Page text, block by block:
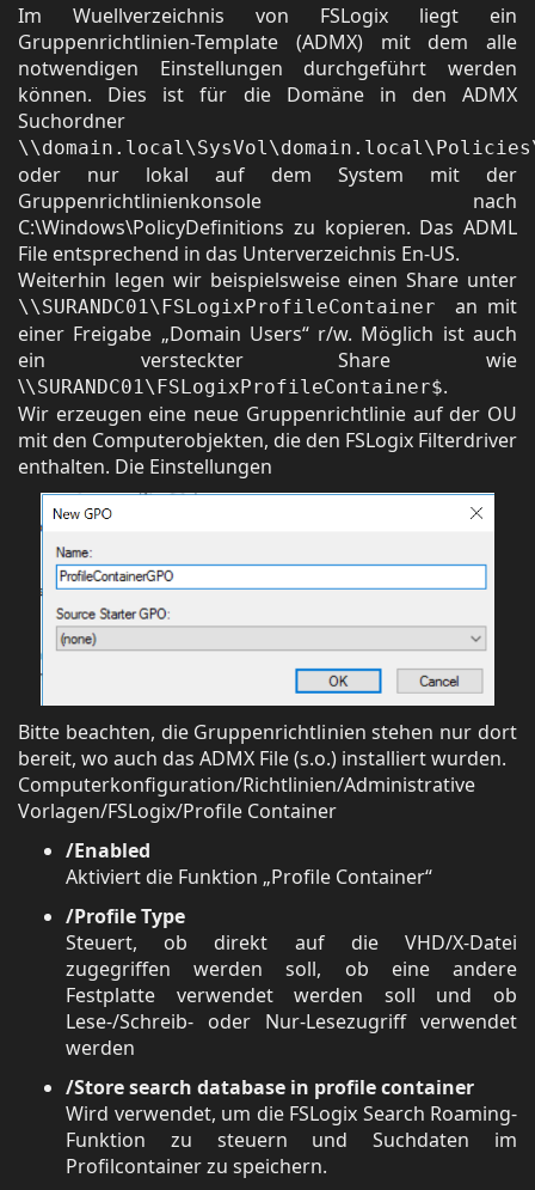
Im Wuellverzeichnis von FSLogix liegt ein
Gruppenrichtlinien-Template (ADMX) mit dem alle
notwendigen Einstellungen durchgeführt werden
können. Dies ist für die Domäne in den ADMX
Suchordner
oder nur lokal auf dem System mit der
Gruppenrichtlinienkonsole nach
C:\Windows\PolicyDefinitions zu kopieren. Das ADML
File entsprechend in das Unterverzeichnis En-US.
Weiterhin legen wir beispielsweise einen Share unter
\\SURANDC01\FSLogixProfileContainer
an mit
einer Freigabe „Domain Users“ r/w. Möglich ist auch
ein versteckter Share wie
\\SURANDC01\FSLogixProfileContainer$.
Wir erzeugen eine neue Gruppenrichtlinie auf der OU
mit den Computerobjekten, die den FSLogix Filterdriver
enthalten. Die Einstellungen
Bitte beachten, die Gruppenrichtlinien stehen nur dort
bereit, wo auch das ADMX File (s.o.) installiert wurden.
Computerkonfiguration/Richtlinien/Administrative
Vorlagen/FSLogix/Profile Container
/Enabled
Aktiviert die Funktion „Profile Container“
/Profile Type
Steuert, ob direkt auf die VHD/X-Datei
zugegriffen werden soll, ob eine andere
Festplatte verwendet werden soll und ob
Lese-/Schreib- oder Nur-Lesezugriff verwendet
werden
/Store search database in profile container
Wird verwendet, um die FSLogix Search Roaming-
Funktion zu steuern und Suchdaten im
Profilcontainer zu speichern.